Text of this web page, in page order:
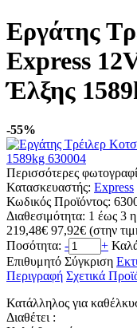
Εργάτης
Express
Έλξης
-55%
Περισσότερες
Κατασκευαστής: Express
Κωδικός Προϊόντος:
Διαθεσιμότητα: 1 έως 3
219,48€ 97,92€ (στην
Ποσότητα: - +
Επιθυμητό Σύγκριση
Περιγραφή Σχετικά
Κατάλληλος για
Διαθέτει :